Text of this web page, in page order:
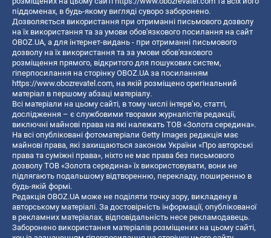
піддоменах, в будь-якому вигляді суворо заборонено.
Дозволяється використання при отриманні письмового дозволу
на їх використання та за умови обов'язкового посилання на сайт
OBOZ.UA, а для інтернет-видань - при отриманні письмового
дозволу на їх використання та за умови обов'язкового
розміщення прямого, відкритого для пошукових систем,
гіперпосилання на сторінку OBOZ.UA за посиланням
https://www.obozrevatel.com, на якій розміщено оригінальний
матеріал в першому абзаці матеріалу.
Всі матеріали на цьому сайті, в тому числі інтерв’ю, статті,
дослідження – є службовими творами журналістів редакції,
виключні майнові права на які належать ТОВ «Золота середина».
На всі опубліковані фотоматеріали Getty Images редакція має
майнові права, які захищаються законом України «Про авторські
права та суміжні права», ніхто не має права без письмового
дозволу ТОВ «Золота середина» їх використовувати, вони не
підлягають подальшому відтворенню, перекладу, поширенню в
будь-якій формі.
Редакція OBOZ.UA може не поділяти точку зору, викладену в
авторському матеріалі. За достовірність інформації, опублікованої
в рекламних матеріалах, відповідальність несе рекламодавець.
Заборонено використання матеріалів розміщених на цьому сайті,